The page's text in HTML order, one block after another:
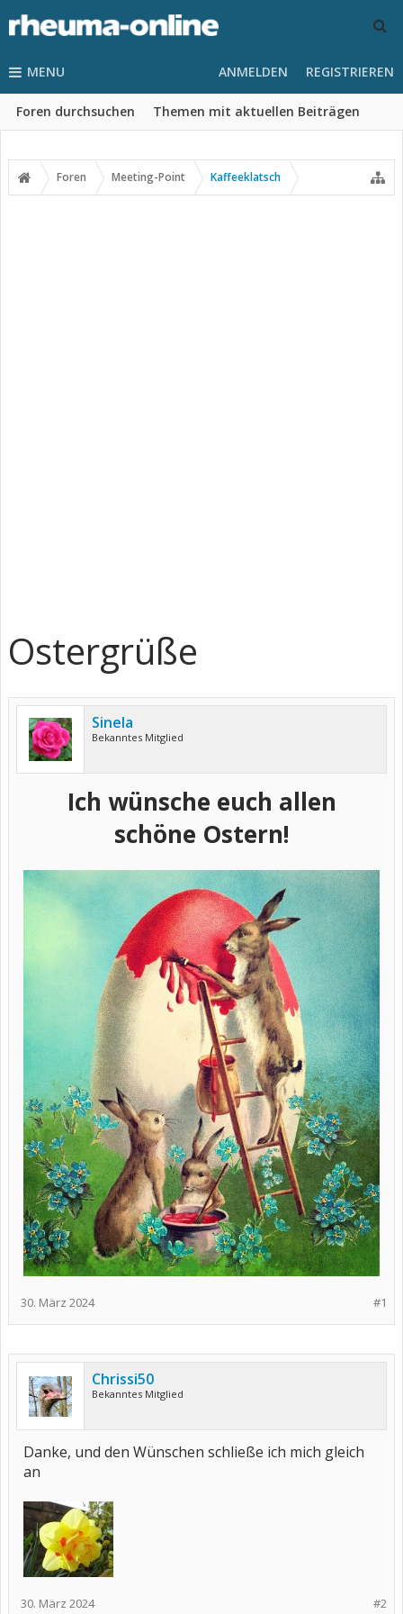
MENU
Foren durchsuchen Themen mit aktuellen Beiträgen
ANMELDEN REGISTRIEREN
Foren Meeting-Point Kaffeeklatsch
Ostergrüße
Sinela
Bekanntes Mitglied
Ich wünsche euch allen
schöne Ostern!
#1
30. März 2024
Chrissi50
Bekanntes Mitglied
Danke, und den Wünschen schließe ich mich gleich
an
#2
30. März 2024